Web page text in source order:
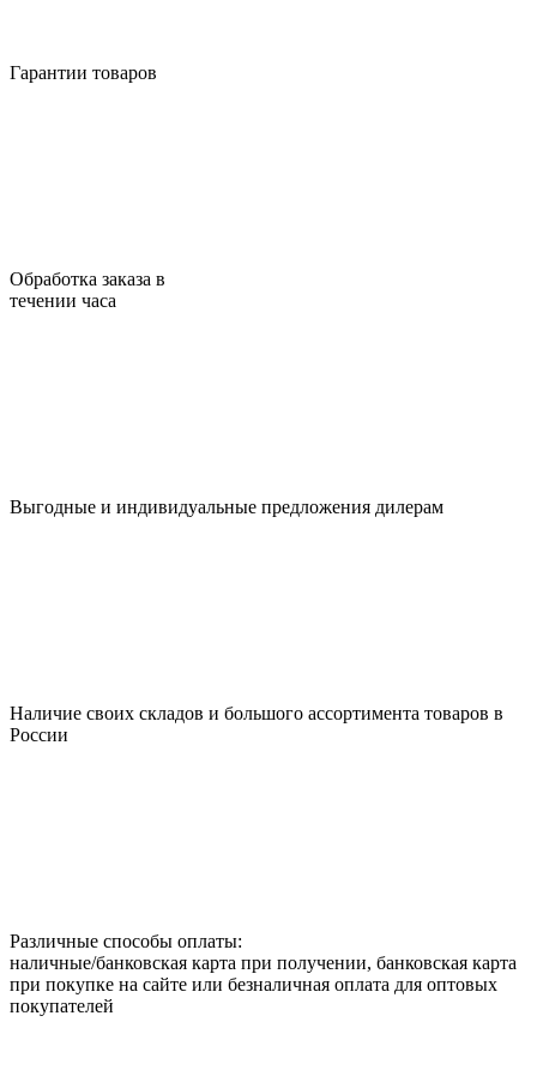
Гарантии товаров
Обработка заказа в
течении часа
Выгодные и индивидуальные предложения дилерам
Наличие своих складов и большого ассортимента товаров в
России
Различные способы оплаты:
наличные/банковская карта при получении, банковская карта
при покупке на сайте или безналичная оплата для оптовых
покупателей